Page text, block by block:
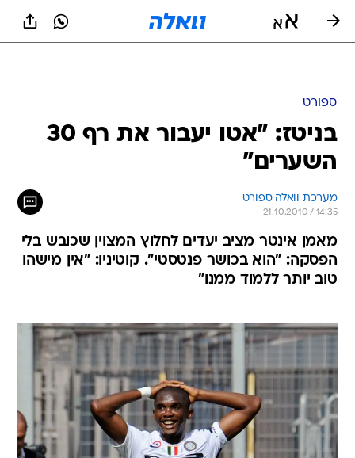
ספורט
בניטז: "אטו יעבור את רף 30
השערים"
מערכת וואלה ספורט
21.10.2010 / 14:35
מאמן אינטר מציב יעדים לחלוץ המצוין שכובש בלי
הפסקה: "הוא בכושר פנטסטי". קוטיניו: "אין מישהו
טוב יותר ללמוד ממנו"